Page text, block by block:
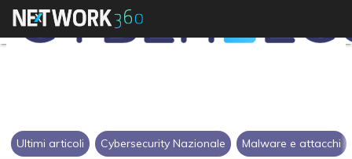
Ultimi articoli Cybersecurity Nazionale Malware e attacchi